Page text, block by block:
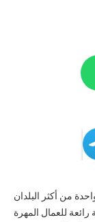
من أكثر البلدان
رائعة للعمال المهرة